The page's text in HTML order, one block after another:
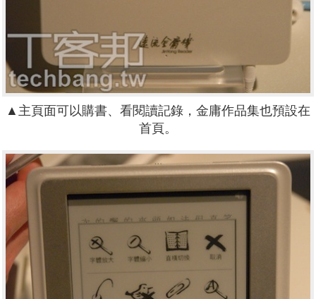
▲主頁面可以購書、看閱讀記錄，金庸作品集也預設在
首頁。